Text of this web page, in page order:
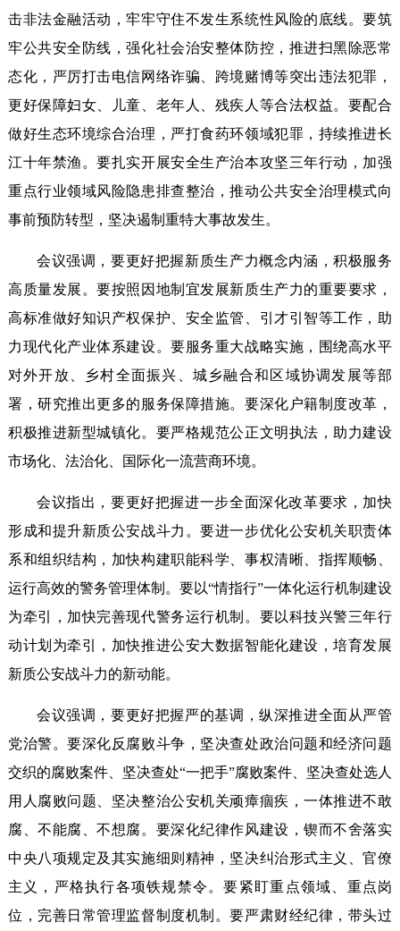
击非法金融活动，牢牢守住不发生系统性风险的底线。要筑
牢公共安全防线，强化社会治安整体防控，推进扫黑除恶常
态化，严厉打击电信网络诈骗、跨境赌博等突出违法犯罪，
更好保障妇女、儿童、老年人、残疾人等合法权益。要配合
做好生态环境综合治理，严打食药环领域犯罪，持续推进长
江十年禁渔。要扎实开展安全生产治本攻坚三年行动，加强
重点行业领域风险隐患排查整治，推动公共安全治理模式向
事前预防转型，坚决遏制重特大事故发生。
会议强调，要更好把握新质生产力概念内涵，积极服务
高质量发展。要按照因地制宜发展新质生产力的重要要求，
高标准做好知识产权保护、安全监管、引才引智等工作，助
力现代化产业体系建设。要服务重大战略实施，围绕高水平
对外开放、乡村全面振兴、城乡融合和区域协调发展等部
署，研究推出更多的服务保障措施。要深化户籍制度改革，
积极推进新型城镇化。要严格规范公正文明执法，助力建设
市场化、法治化、国际化一流营商环境。
会议指出，要更好把握进一步全面深化改革要求，加快
形成和提升新质公安战斗力。要进一步优化公安机关职责体
系和组织结构，加快构建职能科学、事权清晰、指挥顺畅、
运行高效的警务管理体制。要以“情指行”一体化运行机制建设
为牵引，加快完善现代警务运行机制。要以科技兴警三年行
动计划为牵引，加快推进公安大数据智能化建设，培育发展
新质公安战斗力的新动能。
会议强调，要更好把握严的基调，纵深推进全面从严管
党治警。要深化反腐败斗争，坚决查处政治问题和经济问题
交织的腐败案件、坚决查处“一把手”腐败案件、坚决查处选人
用人腐败问题、坚决整治公安机关顽瘴痼疾，一体推进不敢
腐、不能腐、不想腐。要深化纪律作风建设，锲而不舍落实
中央八项规定及其实施细则精神，坚决纠治形式主义、官僚
主义，严格执行各项铁规禁令。要紧盯重点领域、重点岗
位，完善日常管理监督制度机制。要严肃财经纪律，带头过